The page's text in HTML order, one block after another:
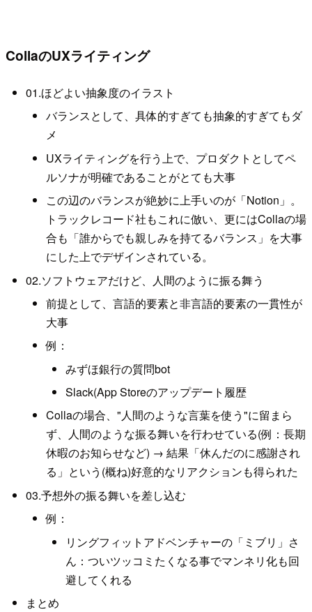
CollaのUXライティング
01.ほどよい抽象度のイラスト
バランスとして、具体的すぎても抽象的すぎてもダ
メ
UXライティングを行う上で、プロダクトとしてペ
ルソナが明確であることがとても大事
この辺のバランスが絶妙に上手いのが「Notion」。
トラックレコード社もこれに倣い、更にはCollaの場
合も「誰からでも親しみを持てるバランス」を大事
にした上でデザインされている。
02.ソフトウェアだけど、人間のように振る舞う
前提として、言語的要素と非言語的要素の一貫性が
大事
例：
みずほ銀行の質問bot
Slack(App Storeのアップデート履歴
Collaの場合、"人間のような言葉を使う"に留まら
ず、人間のような振る舞いを行わせている(例：長期
休暇のお知らせなど) → 結果「休んだのに感謝され
る」という(概ね)好意的なリアクションも得られた
03.予想外の振る舞いを差し込む
例：
リングフィットアドベンチャーの「ミブリ」さ
ん：ついツッコミたくなる事でマンネリ化も回
避してくれる
まとめ